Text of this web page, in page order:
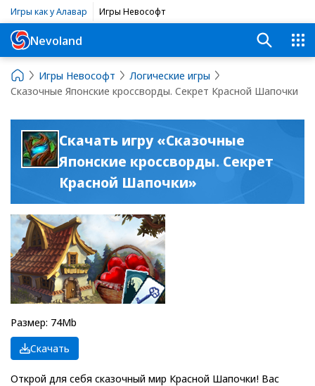
Игры как у Алавар Игры Невософт
Nevoland
Игры Невософт
Логические игры
Сказочные Японские кроссворды. Секрет Красной Шапочки
Скачать игру «Сказочные
Японские кроссворды. Секрет
Красной Шапочки»
Размер: 74Mb
Скачать
Открой для себя сказочный мир Красной Шапочки! Вас